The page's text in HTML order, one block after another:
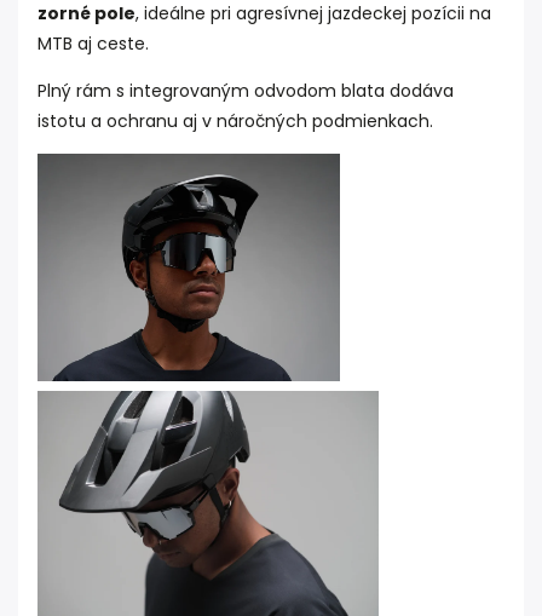
zorné pole, ideálne pri agresívnej jazdeckej pozícii na
MTB aj ceste.
Plný rám s integrovaným odvodom blata dodáva
istotu a ochranu aj v náročných podmienkach.